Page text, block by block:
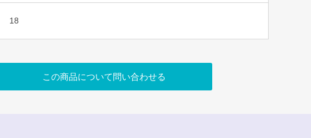
18
この商品について問い合わせる